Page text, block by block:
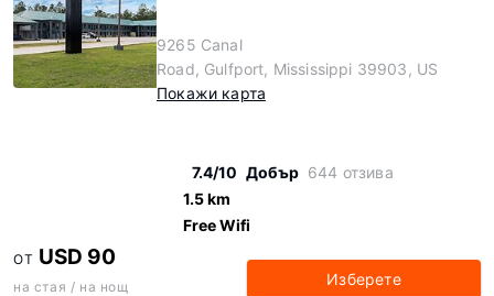
9265 Canal
Road, Gulfport, Mississippi 39903, US
Покажи карта
7.4/10 Добър 644 отзива
1.5 km
Free Wifi
ОТ USD 90
на стая / на нощ Изберете